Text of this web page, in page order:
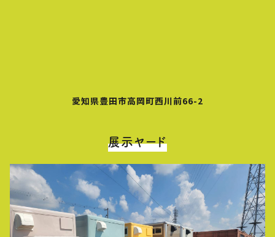
愛知県豊田市高岡町西川前66-2
展示ヤード